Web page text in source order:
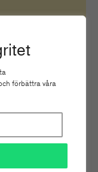
förbättra våra